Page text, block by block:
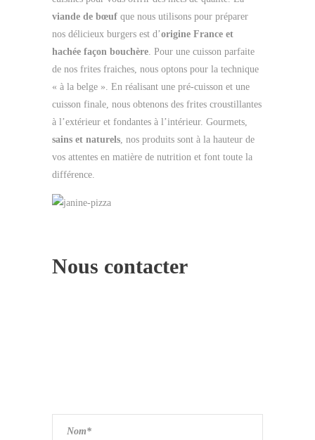
viande de bœuf que nous utilisons pour préparer
nos délicieux burgers est d’origine France et
hachée façon bouchère. Pour une cuisson parfaite
de nos frites fraiches, nous optons pour la technique
« à la belge ». En réalisant une pré-cuisson et une
cuisson finale, nous obtenons des frites croustillantes
à l’extérieur et fondantes à l’intérieur. Gourmets,
sains et naturels, nos produits sont à la hauteur de
vos attentes en matière de nutrition et font toute la
différence.
Nous contacter